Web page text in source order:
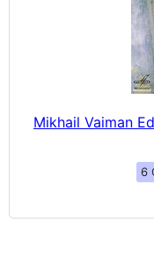
Mikhail Vaiman
6